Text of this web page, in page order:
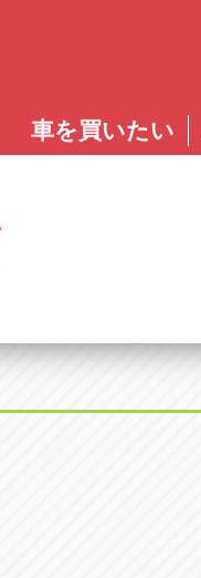
愛知
店
フレンド
車を買いたい